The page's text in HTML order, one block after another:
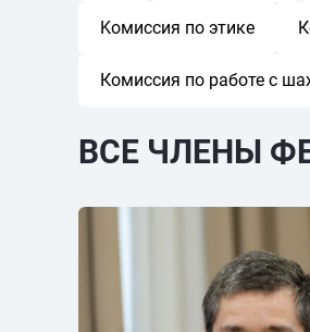
Kомиссия по этике
Комиссия по работе с
ВСЕ ЧЛЕНЫ